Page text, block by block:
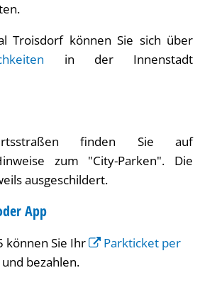
Troisdorf können Sie sich über
in der Innenstadt
finden Sie auf
zum "City-Parken". Die
ausgeschildert.
App
können Sie Ihr
Parkticket per
bezahlen.